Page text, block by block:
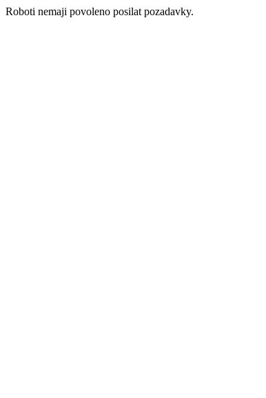
Roboti nemaji povoleno posilat pozadavky.